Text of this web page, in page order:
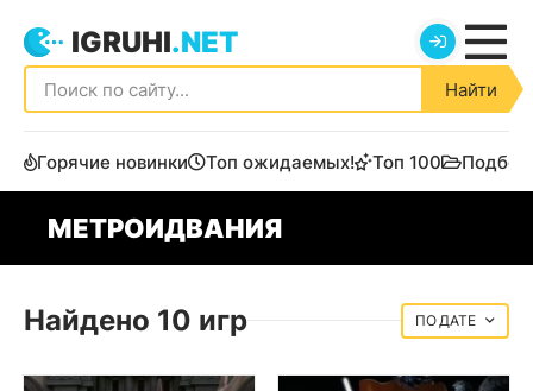
IGRUHI.NET
Найти
Горячие новинки Топ ожидаемых! Топ 100
МЕТРОИДВАНИЯ
Найдено 10 игр ДАТЕ